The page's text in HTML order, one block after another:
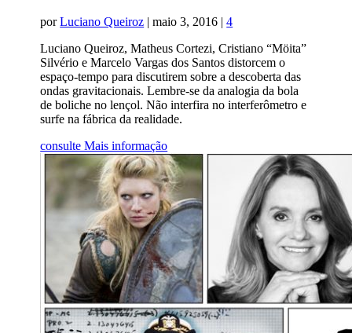
porLuciano Queiroz |maio 3, 2016 |4
Luciano Queiroz, Matheus Cortezi, Cristiano “Möita”
Silvério e Marcelo Vargas dos Santos distorcem o
espaço-tempo para discutirem sobre a descoberta das
ondas gravitacionais. Lembre-se da analogia da bola
de boliche no lençol. Não interfira no interferômetro e
surfe na fábrica da realidade.
consulte Mais informação